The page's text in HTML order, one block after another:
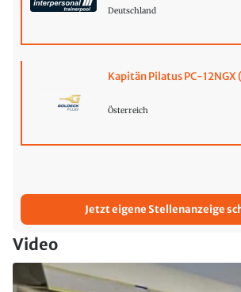
Deutschland
Kapitän Pilatus PC-
Österreich
Jetzt eigene Stellenanzeige
Video